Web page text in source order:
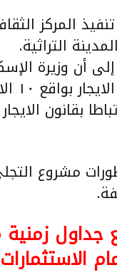
المركز
التراثية.
أن وزيرة
بقانون
مشروع
زمنية
الاستثمارات